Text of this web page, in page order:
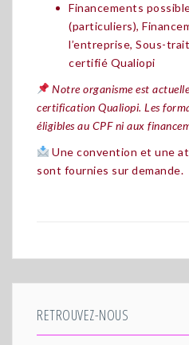
Financements
(particuliers),
l’entreprise, Sous-
certifié Qualiopi
Notre organisme est
certification Qualiopi. Les
éligibles au CPF ni aux
Une convention et une
sont fournies sur demande.
RETROUVEZ-NOUS